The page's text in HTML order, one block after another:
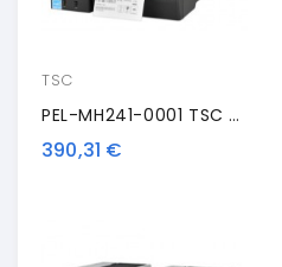
TSC
PEL-MH241-0001 TSC Peeler
390,31 €